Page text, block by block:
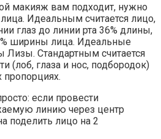
макияж вам подходит, нужно
Идеальным считается лицо,
глаз до линии рта 36% длины,
ширины лица. Идеальные
Стандартным считается
(лоб, глаза и нос, подбородок)
если провести
линию через центр
поделить лицо на 2